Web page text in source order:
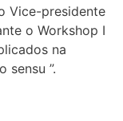
Vice-presidente
o Workshop I
na
sensu ”.